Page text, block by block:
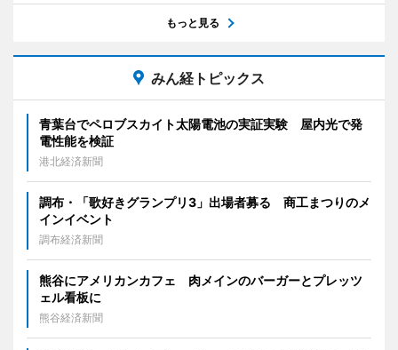
もっと見る
みん経トピックス
青葉台でペロブスカイト太陽電池の実証実験 屋内光で発
電性能を検証
港北経済新聞
調布・「歌好きグランプリ3」出場者募る 商工まつりのメ
インイベント
調布経済新聞
熊谷にアメリカンカフェ 肉メインのバーガーとプレッツ
ェル看板に
熊谷経済新聞